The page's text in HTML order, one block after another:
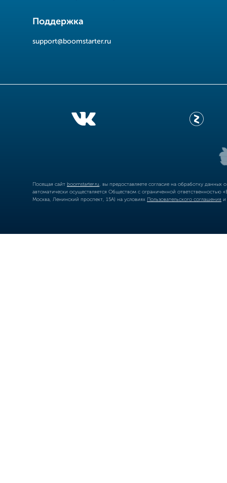
Поддержка
support@boomstarter.ru
Посещая сайт boomstarter.ru , вы предоставляете согласие на обработку
автоматически осуществляется Обществом с ограниченной
Москва, Ленинский проспект, 15А) на условиях Пользовательского соглашения и